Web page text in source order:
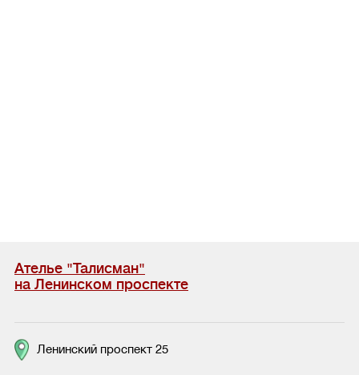
Ателье "Талисман"
на Ленинском проспекте
Ленинский проспект 25